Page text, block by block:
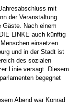
mit
der Veranstaltung
Gäste. Nach einem
LINKE auch künftig
einsetzen
und in der Stadt ist
des sozialen
Linie versagt. Diesem
begegnet
Abend war Konrad